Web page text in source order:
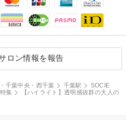
ロン情報を報告
千葉中央・西千葉 千葉駅
SOCIE
集
【ハイライト】透明感抜群の大人の